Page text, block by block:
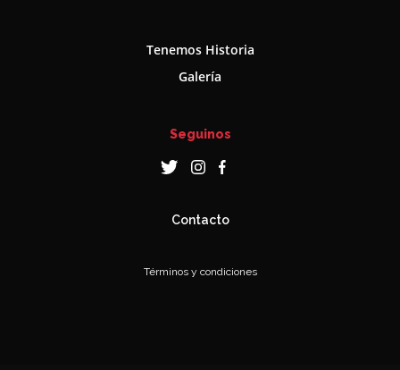
Tenemos Historia
Galería
Seguinos
Contacto
Términos y condiciones